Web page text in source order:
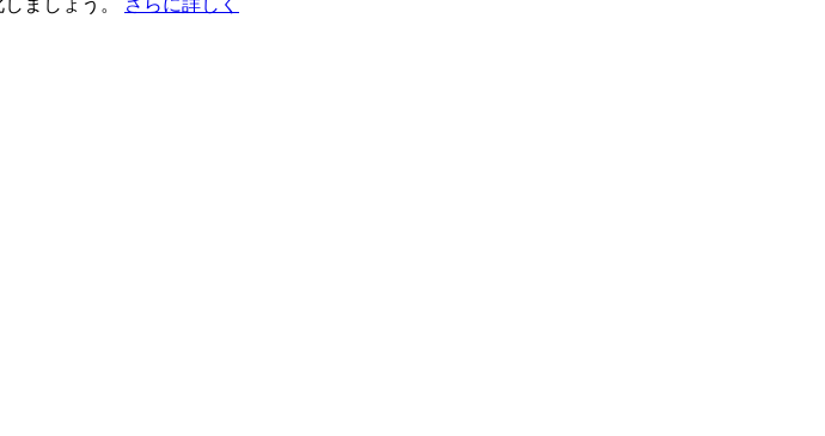
ましょう。
さらに詳しく